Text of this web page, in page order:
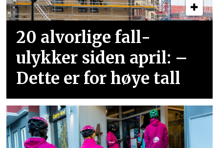
20 alvorlige fall­
ulykker siden april: –
Dette er for høye tall